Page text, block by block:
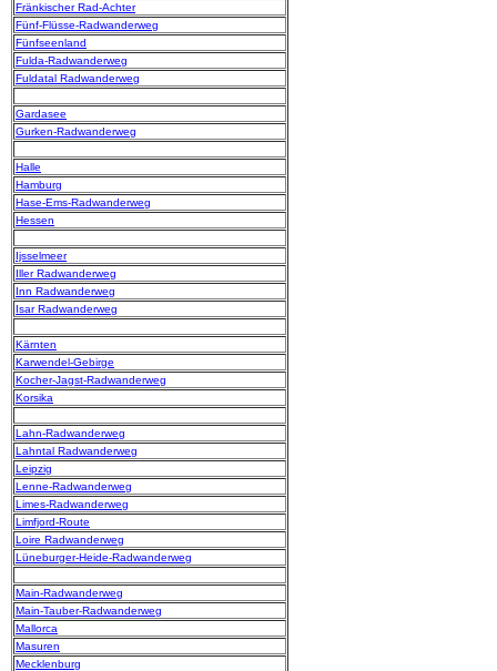
Fränkischer Rad-Achter
Fünf-Flüsse-Radwanderweg
Fünfseenland
Fulda-Radwanderweg
Fuldatal Radwanderweg
Gardasee
Gurken-Radwanderweg
Halle
Hamburg
Hase-Ems-Radwanderweg
Hessen
Ijsselmeer
Iller Radwanderweg
Inn Radwanderweg
Isar Radwanderweg
Kärnten
Karwendel-Gebirge
Kocher-Jagst-Radwanderweg
Korsika
Lahn-Radwanderweg
Lahntal Radwanderweg
Leipzig
Lenne-Radwanderweg
Limes-Radwanderweg
Limfjord-Route
Loire Radwanderweg
Lüneburger-Heide-Radwanderweg
Main-Radwanderweg
Main-Tauber-Radwanderweg
Mallorca
Masuren
Mecklenburg